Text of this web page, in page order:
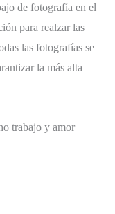
de fotografía en el
para realzar las
las fotografías se
la más alta
trabajo y amor